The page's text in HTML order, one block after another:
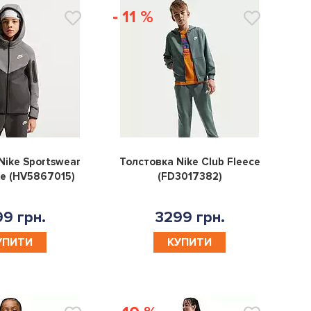
0
Sportswear
(HV5867015)
грн.
- 11 %
0
Толстовка Nike Club Fleece
(FD3017382)
3299 грн.
КУПИТИ